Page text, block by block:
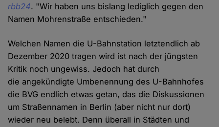
rbb24. "Wir haben uns bislang lediglich gegen den
Namen Mohrenstraße entschieden."
Welchen Namen die U-Bahnstation letztendlich ab
Dezember 2020 tragen wird ist nach der jüngsten
Kritik noch ungewiss. Jedoch hat durch
die angekündigte Umbenennung des U-Bahnhofes
die BVG endlich etwas getan, das die Diskussionen
um Straßennamen in Berlin (aber nicht nur dort)
wieder neu belebt. Denn überall in Städten und